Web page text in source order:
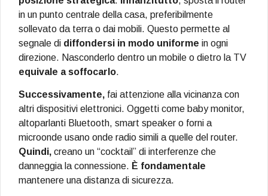
in un punto centrale della casa, preferibilmente
sollevato da terra o dai mobili. Questo permette al
segnale di diffondersi in modo uniforme in ogni
direzione. Nasconderlo dentro un mobile o dietro la TV
equivale a soffocarlo.
Successivamente, fai attenzione alla vicinanza con
altri dispositivi elettronici. Oggetti come baby monitor,
altoparlanti Bluetooth, smart speaker o forni a
microonde usano onde radio simili a quelle del router.
Quindi, creano un “cocktail” di interferenze che
danneggia la connessione. È fondamentale
mantenere una distanza di sicurezza.